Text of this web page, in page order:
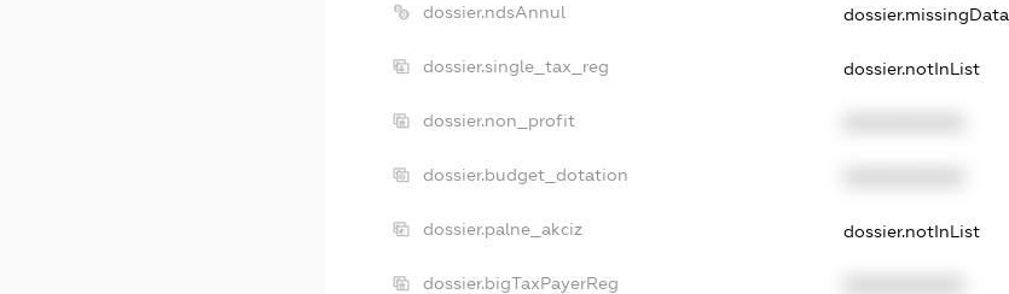
dossier.ndsAnnul dossier.missingData
dossier.single_tax_reg dossier.notInList
dossier.non_profit
dossier.budget_dotation
dossier.palne_akciz dossier.notInList
dossier.bigTaxPayerReg